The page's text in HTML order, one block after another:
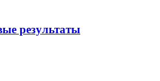
результаты